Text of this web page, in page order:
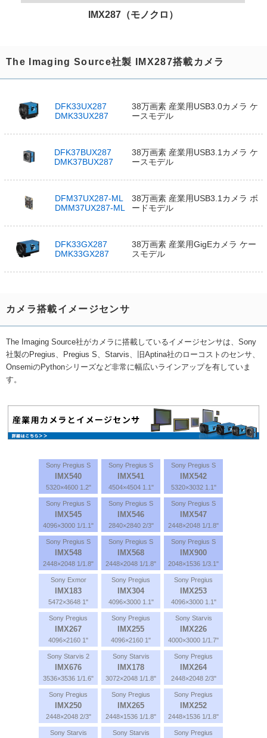
IMX287（モノクロ）
The Imaging Source社製 IMX287搭載カメラ
DFK33UX287
DMK33UX287
38万画素 産業用USB3.0カメラ ケ
ースモデル
DFK37BUX287
DMK37BUX287
38万画素 産業用USB3.1カメラ ケ
ースモデル
DFM37UX287-ML
DMM37UX287-ML
38万画素 産業用USB3.1カメラ ボ
ードモデル
DFK33GX287
DMK33GX287
38万画素 産業用GigEカメラ ケー
スモデル
カメラ搭載イメージセンサ
The Imaging Source社がカメラに搭載しているイメージセンサは、Sony
社製のPregius、Pregius S、Starvis、旧Aptina社のローコストのセンサ、
OnsemiのPythonシリーズなど非常に幅広いラインアップを有していま
す。
Sony Pregius S
IMX540
5320×4600 1.2"
Sony Pregius S
IMX541
4504×4504 1.1"
Sony Pregius S
IMX542
5320×3032 1.1"
Sony Pregius S
IMX545
4096×3000 1/1.1"
Sony Pregius S
IMX546
2840×2840 2/3"
Sony Pregius S
IMX547
2448×2048 1/1.8"
Sony Pregius S
IMX548
2448×2048 1/1.8"
Sony Pregius S
IMX568
2448×2048 1/1.8"
Sony Pregius S
IMX900
2048×1536 1/3.1"
Sony Exmor
IMX183
5472×3648 1"
Sony Pregius
IMX304
4096×3000 1.1"
Sony Pregius
IMX253
4096×3000 1.1"
Sony Pregius
IMX267
4096×2160 1"
Sony Pregius
IMX255
4096×2160 1"
Sony Starvis
IMX226
4000×3000 1/1.7"
Sony Starvis 2
IMX676
3536×3536 1/1.6"
Sony Starvis
IMX178
3072×2048 1/1.8"
Sony Pregius
IMX264
2448×2048 2/3"
Sony Pregius
IMX250
2448×2048 2/3"
Sony Pregius
IMX265
2448×1536 1/1.8"
Sony Pregius
IMX252
2448×1536 1/1.8"
Sony Starvis Sony Starvis Sony Pregius